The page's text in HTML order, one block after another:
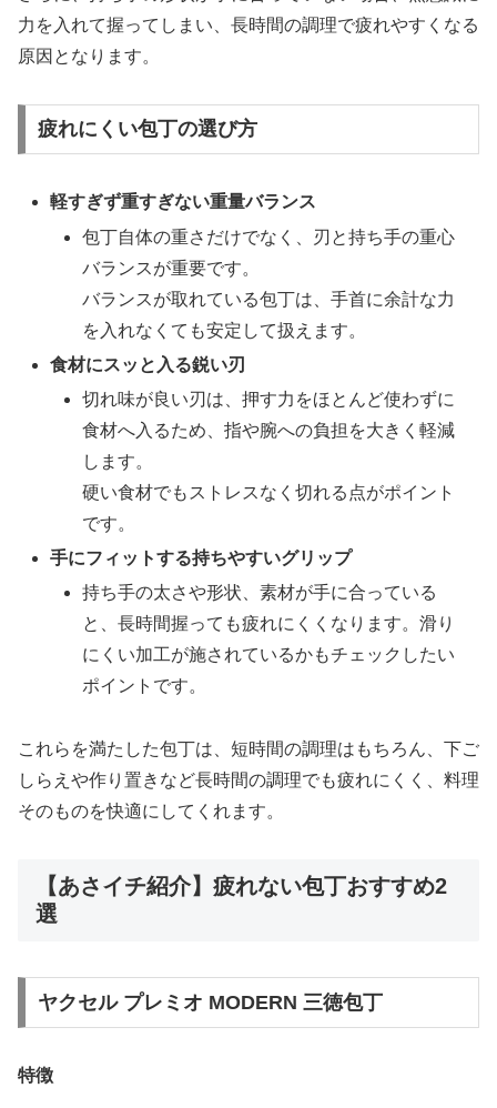
力を入れて握ってしまい、長時間の調理で疲れやすくなる
原因となります。
疲れにくい包丁の選び方
軽すぎず重すぎない重量バランス
包丁自体の重さだけでなく、刃と持ち手の重心
バランスが重要です。
バランスが取れている包丁は、手首に余計な力
を入れなくても安定して扱えます。
食材にスッと入る鋭い刃
切れ味が良い刃は、押す力をほとんど使わずに
食材へ入るため、指や腕への負担を大きく軽減
します。
硬い食材でもストレスなく切れる点がポイント
です。
手にフィットする持ちやすいグリップ
持ち手の太さや形状、素材が手に合っている
と、長時間握っても疲れにくくなります。滑り
にくい加工が施されているかもチェックしたい
ポイントです。
これらを満たした包丁は、短時間の調理はもちろん、下ご
しらえや作り置きなど長時間の調理でも疲れにくく、料理
そのものを快適にしてくれます。
【あさイチ紹介】疲れない包丁おすすめ2
選
ヤクセル プレミオ MODERN 三徳包丁
特徴